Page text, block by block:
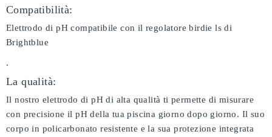
Compatibilità:
Elettrodo di pH compatibile con il regolatore birdie ls di
Brightblue
.
La qualità:
Il nostro elettrodo di pH di alta qualità ti permette di misurare
con precisione il pH della tua piscina giorno dopo giorno. Il suo
corpo in policarbonato resistente e la sua protezione integrata